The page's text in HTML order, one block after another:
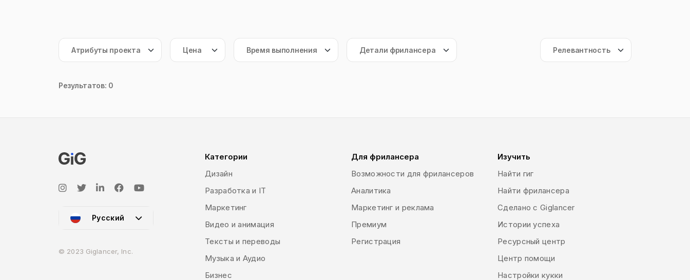
Результатов: 0
Русский
© 2023 Giglancer, Inc.
Категории
Дизайн
Разработка и IT
Маркетинг
Видео и анимация
Тексты и переводы
Музыка и Аудио
Бизнес
Для фрилансера
Возможности для фрилансеров
Аналитика
Маркетинг и реклама
Премиум
Регистрация
Изучить
Найти гиг
Найти фрилансера
Сделано с Giglancer
Истории успеха
Ресурсный центр
Центр помощи
Настройки кукки